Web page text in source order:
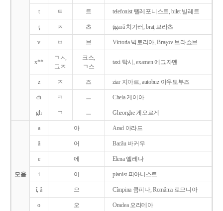
t ㅌ 트 telefonist 텔레포니스트, bilet 빌레트
ţ ㅊ 츠 ţigarǎ 치가러, braţ 브라츠
v ㅂ 브 Victoria 빅토리아, Braşov 브라쇼브
x**
ㄱㅅ,
그ㅈ
크스,
ㄱ스
taxi 탁시, examen 에그자멘
z ㅈ 즈 ziar 지아르, autobuz 아우토부즈
ch ㅋ ㅡ Cheia 케이아
gh ㄱ ㅡ Gheorghe 게오르게
모음
a 아 Arad 아라드
ǎ 어 Bacǎu 바커우
e 에 Elena 엘레나
i 이 pianist 피아니스트
î, â 으 Cîmpina 큼피나, România 로므니아
o 오 Oradea 오라데아